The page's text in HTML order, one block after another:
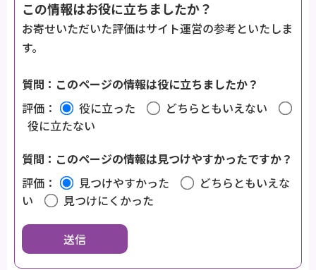
この情報はお役に立ちましたか？
お寄せいただいた評価はサイト運営の参考といたしま
す。
質問：このページの情報は役に立ちましたか？
評価：
役に立った
どちらともいえない
役に立たない
質問：このページの情報は見つけやすかったですか？
評価：
見つけやすかった
どちらともいえな
い
見つけにくかった